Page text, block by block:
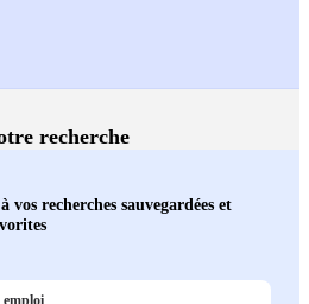
recherche
vos recherches sauvegardées et